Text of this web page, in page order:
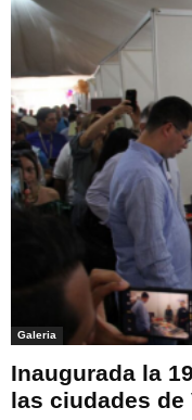
Galeria
Inaugurada la
las ciudades de